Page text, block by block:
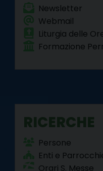
Newsletter
Webmail
Liturgia delle
Formazione
RICERCHE
Persone
Enti e
Orari S. Messe